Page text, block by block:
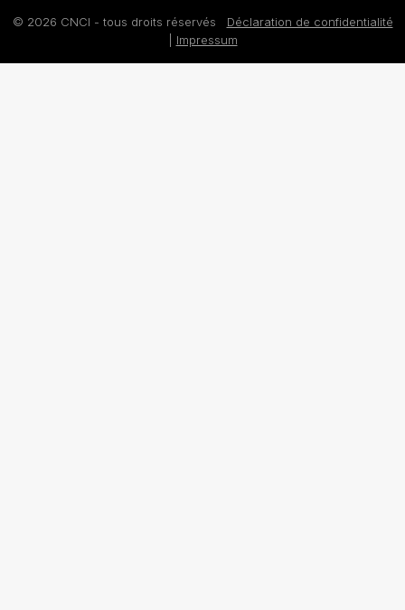
© 2026 CNCI - tous droits réservés Déclaration de confidentialité
Impressum